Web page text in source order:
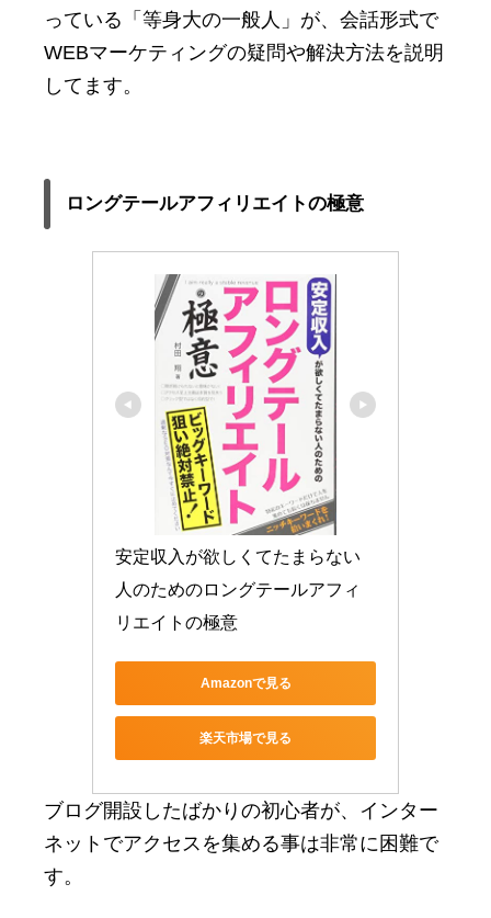
っている「等身大の一般人」が、会話形式で
WEBマーケティングの疑問や解決方法を説明
してます。
ロングテールアフィリエイトの極意
安定収入が欲しくてたまらない
人のためのロングテールアフィ
リエイトの極意
Amazonで見る
楽天市場で見る
ブログ開設したばかりの初心者が、インター
ネットでアクセスを集める事は非常に困難で
す。